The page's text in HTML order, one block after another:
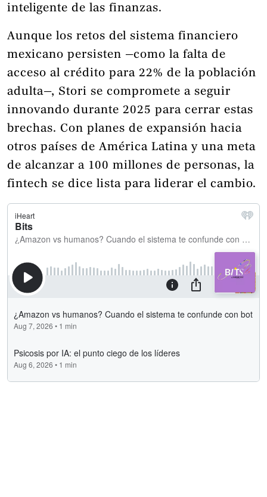
inteligente de las finanzas.
Aunque los retos del sistema financiero
mexicano persisten —como la falta de
acceso al crédito para 22% de la población
adulta—, Stori se compromete a seguir
innovando durante 2025 para cerrar estas
brechas. Con planes de expansión hacia
otros países de América Latina y una meta
de alcanzar a 100 millones de personas, la
fintech se dice lista para liderar el cambio.